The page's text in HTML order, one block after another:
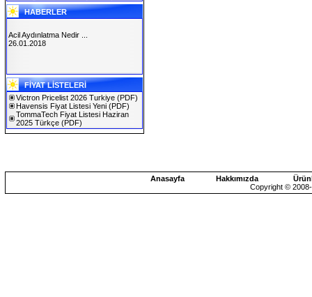
HABERLER
SOLAREX ISTANBUL 2019
30.01.2019
Acil Aydınlatma Nedir ...
26.01.2018
FİYAT LİSTELERİ
Victron Pricelist 2026 Turkiye (PDF)
Havensis Fiyat Listesi Yeni (PDF)
TommaTech Fiyat Listesi Haziran
2025 Türkçe (PDF)
Anasayfa Hakkımızda
Copyright ©